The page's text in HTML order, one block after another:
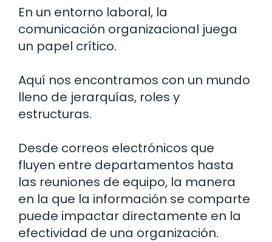
En un entorno laboral, la
comunicación organizacional juega
un papel crítico.
Aquí nos encontramos con un mundo
lleno de jerarquías, roles y
estructuras.
Desde correos electrónicos que
fluyen entre departamentos hasta
las reuniones de equipo, la manera
en la que la información se comparte
puede impactar directamente en la
efectividad de una organización.